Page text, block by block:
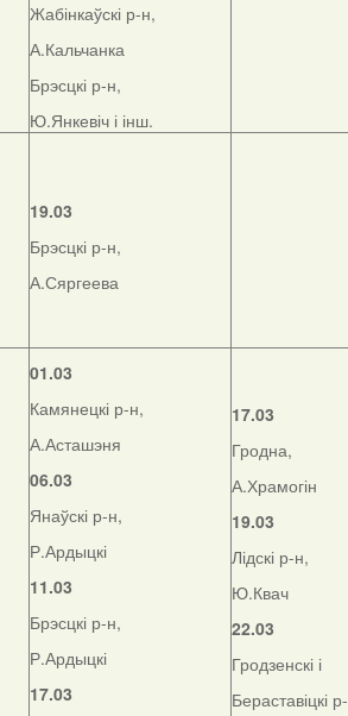
Жабінкаўскі р-н,
А.Кальчанка
Брэсцкі р-н,
Ю.Янкевіч і інш.
19.03
Брэсцкі р-н,
А.Сяргеева
01.03
Камянецкі р-н,
А.Асташэня
06.03
Янаўскі р-н,
Р.Ардыцкі
11.03
Брэсцкі р-н,
Р.Ардыцкі
17.03
17.03
Гродна,
А.Храмогін
19.03
Лідскі р-н,
Ю.Квач
22.03
Гродзенскі і
Бераставіцкі